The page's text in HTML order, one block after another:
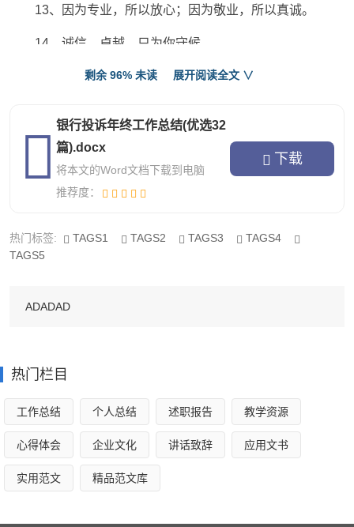
13、因为专业，所以放心；因为敬业，所以真诚。
14、诚信、卓越、只为你守候。
15、让客户需求，得到最有效的回馈。
17、信立天下，丰泽万家。
18、诚信、合作、共赢。为您的消费开辟绿色通道。
20、工商银行，大家的好选择。
落实文件要求，认真开展失信投诉举报宣传活动，局
单位、国土分局(所)负责人为成员的**小组，以开展失信投诉
举报宣传为契机，广泛宣传动员全社会的力量，加大对失信
行为及时有效惩戒，让失信者“一处失信，处处受限”，促进
诚实守信环境的形成，提升全社会信用环境水*。
剩余 96% 未读 展开阅读全文 ∨
银行投诉年终工作总结(优选32
篇).docx
将本文的Word文档下载到电脑
推荐度：
下载
热门标签: TAGS1 TAGS2 TAGS3
TAGS4
TAGS5
ADADAD
热门栏目
工作总结 个人总结 述职报告 教学资源
心得体会 企业文化 讲话致辞 应用文书
实用范文 精品范文库